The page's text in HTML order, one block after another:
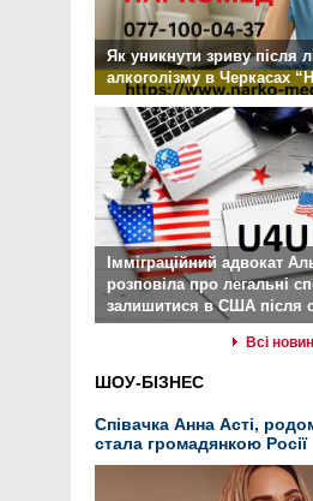
Як уникнути зриву після
алкоголізму в Черкасах
Імміграційний адвокат
розповіла про легальні
залишитися в США після
Всі
ШОУ-БІЗНЕС
Співачка Анна Асті,
стала громадянкою Росії